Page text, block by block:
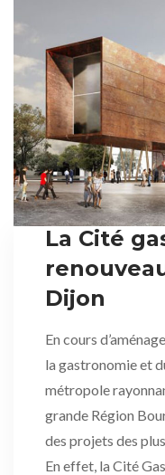
La Cité
Dijon
En cours
la gastronomie et
métropole
grande Région
des projets des
En effet, la Cité